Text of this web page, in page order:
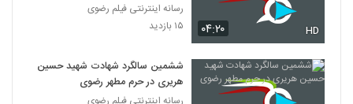
۰۴:۲۰ HD
رسانه اینترنتی فیلم رضوی
۱۵ بازدید
ششمین سالگرد شهادت شهید حسین
هریری در حرم مطهر رضوی
رسانه اینترنتی فیلم رضوی